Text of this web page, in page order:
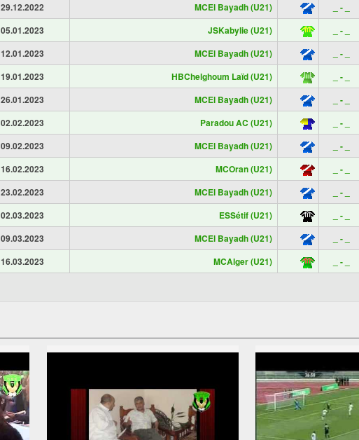
29.12.2022 MCEl Bayadh (U21) _ - _
05.01.2023 JSKabylie (U21) _ - _
12.01.2023 MCEl Bayadh (U21) _ - _
19.01.2023 HBChelghoum Laïd (U21) _ - _
26.01.2023 MCEl Bayadh (U21) _ - _
02.02.2023 Paradou AC (U21) _ - _
09.02.2023 MCEl Bayadh (U21) _ - _
16.02.2023 MCOran (U21) _ - _
23.02.2023 MCEl Bayadh (U21) _ - _
02.03.2023 ESSétif (U21) _ - _
09.03.2023 MCEl Bayadh (U21) _ - _
16.03.2023 MCAlger (U21) _ - _